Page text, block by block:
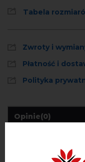
Tabela
Zwroty i
Płatność i
Polityka
Opinie(0)